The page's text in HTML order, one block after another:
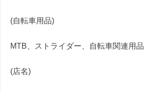
(自転車用品)
MTB、ストライダー、自転車関連用品
(店名)